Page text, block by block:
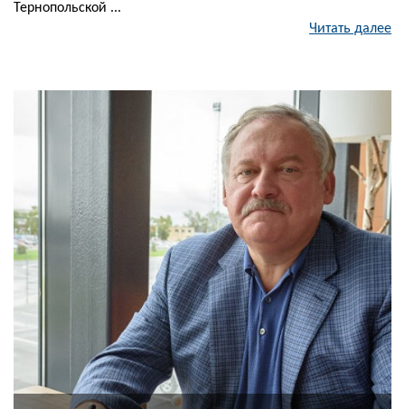
Тернопольской ...
Читать далее